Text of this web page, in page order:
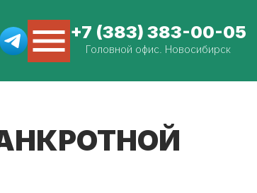
+7 (383) 383-00-05
Головной офис. Новосибирск